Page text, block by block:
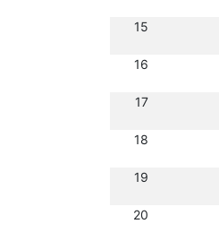
15
16
17
18
19
20